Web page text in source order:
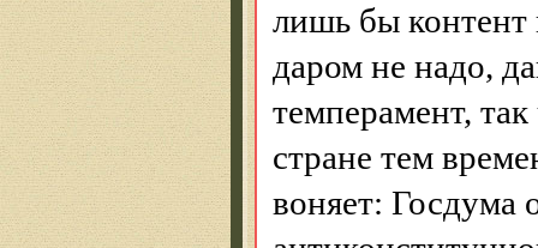
лишь бы контент
даром не надо,
темперамент,
стране тем
воняет: Госдума